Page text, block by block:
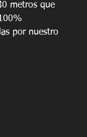
metros que
por nuestro